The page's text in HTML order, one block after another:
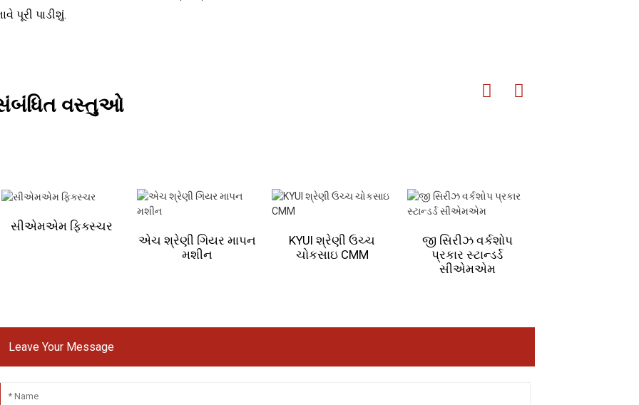
પૂરી પાડીશું.
વસ્તુઓ
સીએમએમ ફિક્સ્ચર
એચ શ્રેણી ગિયર માપન
મશીન
KYUI શ્રેણી ઉચ્ચ
ચોકસાઇ CMM
જી સિરીઝ વર્કશોપ
પ્રકાર સ્ટાન્ડર્ડ
સીએમએમ
Leave Your Message